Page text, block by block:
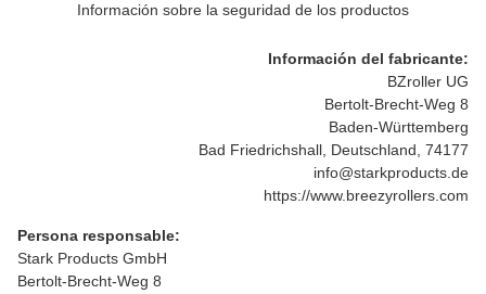
Información sobre la seguridad de los productos
Información del fabricante:
BZroller UG
Bertolt-Brecht-Weg 8
Baden-Württemberg
Bad Friedrichshall, Deutschland, 74177
info@starkproducts.de
https://www.breezyrollers.com
Persona responsable:
Stark Products GmbH
Bertolt-Brecht-Weg 8